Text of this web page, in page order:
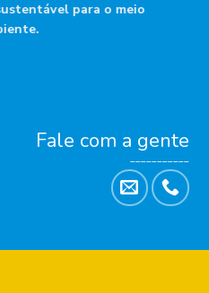
para o meio
Fale com a gente